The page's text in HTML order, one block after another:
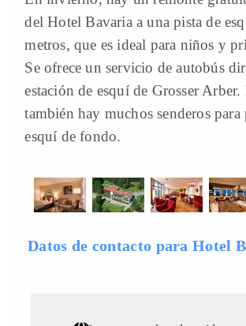
del Hotel Bavaria a una pista de
metros, que es ideal para niños y
Se ofrece un servicio de autobús
estación de esquí de Grosser Arber.
también hay muchos senderos para
esquí de fondo.
Datos de contacto para Hotel